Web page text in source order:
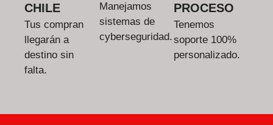
CHILE
Tus compran
llegarán a
destino sin
falta.
Manejamos
sistemas de
cyberseguridad.
PROCESO
Tenemos
soporte 100%
personalizado.